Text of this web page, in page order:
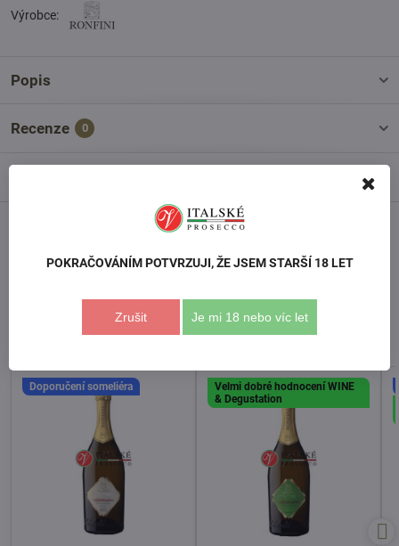
Výrobce:
Popis
Recenze 0
Podobné produkty
Doporučení someliéra
Velmi dobré hodnocení WINE
& Degustation
POKRAČOVÁNÍM POTVRZUJI, ŽE JSEM STARŠÍ 18 LET
Zrušit Je mi 18 nebo víc let